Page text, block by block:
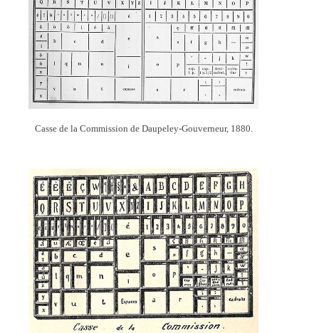
Casse de la Commission de Daupeley-Gouverneur, 1880.